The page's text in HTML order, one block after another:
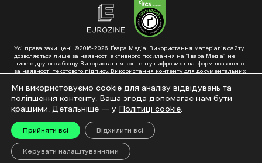
Усі права захищені. ©2016-2026. Ґвара Медіа. Використання матеріалів сайту
дозволяється лише за наявності активного посилання на “Ґвара Медіа” не
нижче другого абзацу. Використання контенту цифрових платформ дозволено
за наявності текстового підпису. Використання контенту для документальних
схвалення від редакції.
Суб’єкт у сфері онлайн-медіа; ідентифікатор медіа – R40-01353. Поштова
адреса: ГО «Ґвара Медіа», 61057, Харків, вул. Гоголя, 14, абонентська скринька
№7400
Підкинь нам тему на пошту – hello@gwaramedia.com
Модернізація сайту:
Ми використовуємо cookie для аналізу відвідувань та
поліпшення контенту. Ваша згода допомагає нам бути
кращими. Детальніше — у Політиці cookie
Прийняти всі Відхилити всі
Керувати налаштуваннями